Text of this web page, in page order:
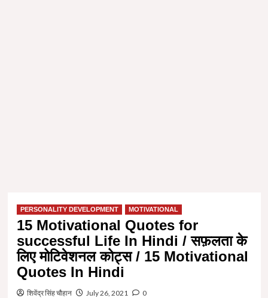
PERSONALITY DEVELOPMENT MOTIVATIONAL
15 Motivational Quotes for
successful Life In Hindi / सफ़लता के
लिए मोटिवेशनल कोट्स / 15 Motivational
Quotes In Hindi
शिवेंद्र सिंह चौहान July 26, 2021 0